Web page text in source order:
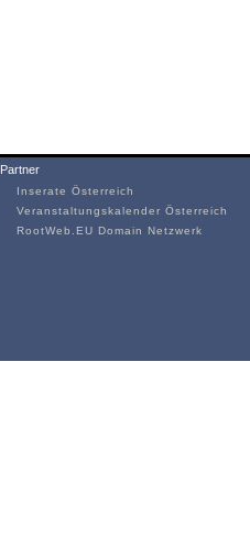
Partner
Inserate Österreich
Veranstaltungskalender Österreich
RootWeb.EU Domain Netzwerk